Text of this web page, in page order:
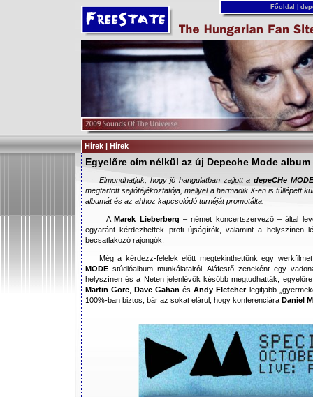
Főoldal
Hírek | Hírek
Egyelőre cím nélkül az új Depeche Mode
Elmondhatjuk, hogy jó hangulatban zajlott adepeCHe MODE
megtartott sajtótájékoztatója, mellyel a harmadik X-en is túllépett
albumát és az ahhoz kapcsolódó turnéját promotálta.
AMarek Lieberberg – német koncertszervező – által
egyaránt kérdezhettek profi újságírók, valamint a helyszínen
becsatlakozó rajongók.
Még a kérdezz-felelek előtt megtekinthettünk egy
MODE stúdióalbum munkálatairól. Aláfestő zeneként egy
helyszínen és a Neten jelenlévők később megtudhatták,
Martin Gore ,Dave Gahan ésAndy Fletcherlegifjabb
100%-ban biztos, bár az sokat elárul, hogy konferenciára Daniel